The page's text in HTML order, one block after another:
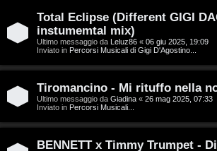
t
i
s
e
z
Total Eclipse (Different GIGI
instumemtal mix)
Ultimo messaggio da Leluz86 « 06 giu 2025, 19:09
Inviato in Percorsi Musicali di Gigi D'Agostino...
Tiromancino - Mi rituffo nella
Ultimo messaggio da Giadina « 26 mag 2025, 07:33
Inviato in Percorsi Musicali...
BENNETT x Timmy Trumpet -
i
v
i
G
i